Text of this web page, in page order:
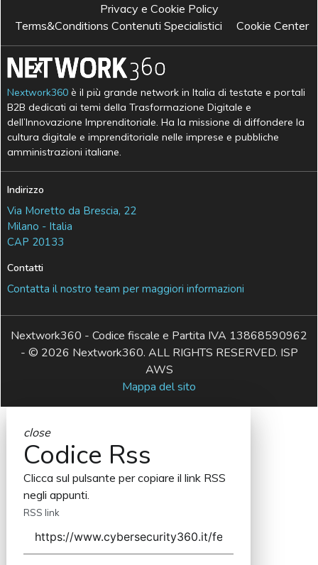
Privacy e Cookie Policy
Terms&Conditions Contenuti Specialistici
Cookie Center
Nextwork360 è il più grande network in Italia di testate e portali
B2B dedicati ai temi della Trasformazione Digitale e
dell’Innovazione Imprenditoriale. Ha la missione di diffondere la
cultura digitale e imprenditoriale nelle imprese e pubbliche
amministrazioni italiane.
Indirizzo
Via Moretto da Brescia, 22
Milano - Italia
CAP 20133
Contatti
Contatta il nostro team per maggiori informazioni
Nextwork360 - Codice fiscale e Partita IVA 13868590962
- © 2026 Nextwork360. ALL RIGHTS RESERVED. ISP
AWS
Mappa del sito
close
Codice Rss
Clicca sul pulsante per copiare il link RSS
negli appunti.
RSS link